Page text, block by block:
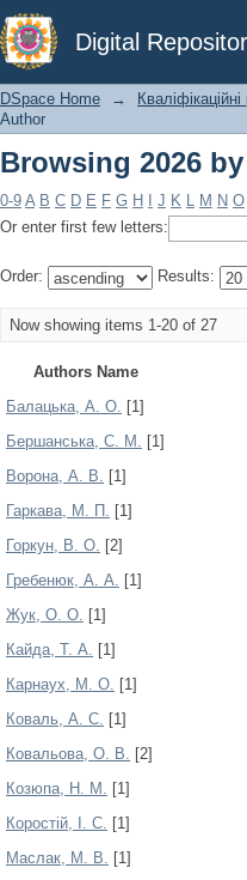
Digital
Browsing 2026 by
DSpace Home →
Author
Browsing 2026
0-9 A B C D E F G H J K L M N O
Or enter first few letters:
Order: Results:
Now showing items 1-20 of 27
Authors Name
Балацька, А. О. [1]
Бершанська, С. М. [1]
Ворона, А. В. [1]
Гаркава, М. П. [1]
Горкун, В. О. [2]
Гребенюк, А. А. [1]
Жук, О. О. [1]
Кайда, Т. А. [1]
Карнаух, М. О. [1]
Коваль, А. С. [1]
Ковальова, О. В. [2]
Козюпа, Н. М. [1]
Коростій, І. С. [1]
Маслак, М. В. [1]